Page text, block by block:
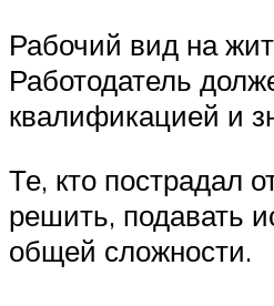
Рабочий вид на
Работодатель
квалификацией и
Те, кто пострадал
решить, подавать
общей сложности.